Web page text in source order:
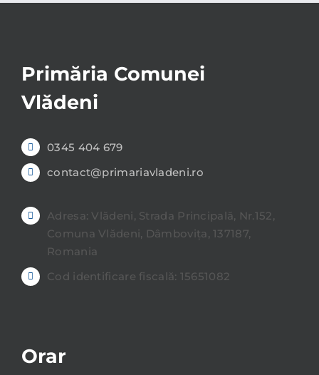
Primăria Comunei
Vlădeni
0345 404 679
contact@primariavladeni.ro
Adresa: Vlădeni, Strada Principală, Nr.152,
Comuna Vlădeni, Dâmbovița, 137187,
Romania
Cod identificare fiscală: 15651082
Orar